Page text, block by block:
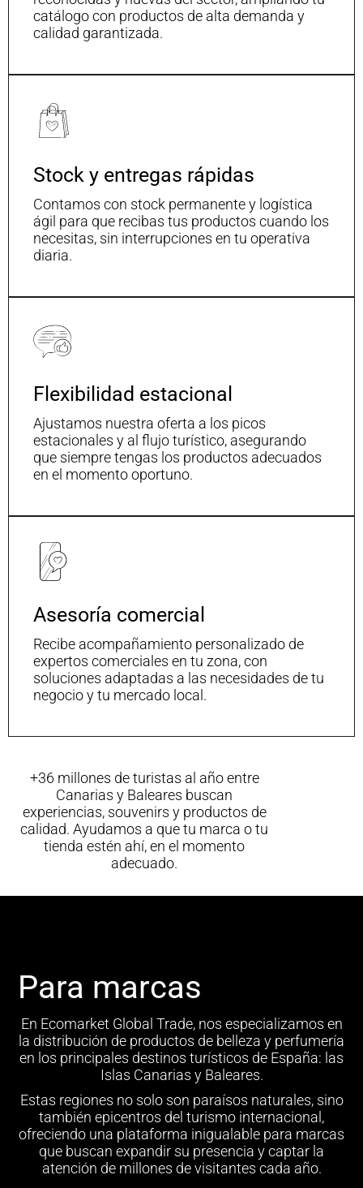
catálogo con productos de alta demanda y
calidad garantizada.
Stock y entregas rápidas
Contamos con stock permanente y logística
ágil para que recibas tus productos cuando los
necesitas, sin interrupciones en tu operativa
diaria.
Flexibilidad estacional
Ajustamos nuestra oferta a los picos
estacionales y al flujo turístico, asegurando
que siempre tengas los productos adecuados
en el momento oportuno.
Asesoría comercial
Recibe acompañamiento personalizado de
expertos comerciales en tu zona, con
soluciones adaptadas a las necesidades de tu
negocio y tu mercado local.
+36 millones de turistas al año entre
Canarias y Baleares buscan
experiencias, souvenirs y productos de
calidad. Ayudamos a que tu marca o tu
tienda estén ahí, en el momento
adecuado.
Para marcas
En Ecomarket Global Trade, nos especializamos en
la distribución de productos de belleza y perfumería
en los principales destinos turísticos de España: las
Islas Canarias y Baleares.
Estas regiones no solo son paraísos naturales, sino
también epicentros del turismo internacional,
ofreciendo una plataforma inigualable para marcas
que buscan expandir su presencia y captar la
atención de millones de visitantes cada año.